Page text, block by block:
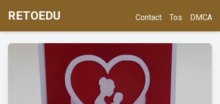
RETOEDU Contact Tos DMCA